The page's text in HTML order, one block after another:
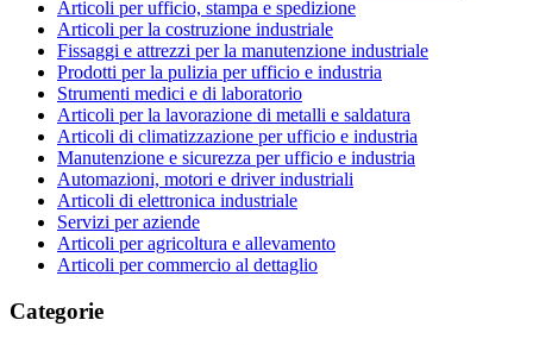
Articoli per ufficio, stampa e spedizione
Articoli per la costruzione industriale
Fissaggi e attrezzi per la manutenzione industriale
Prodotti per la pulizia per ufficio e industria
Strumenti medici e di laboratorio
Articoli per la lavorazione di metalli e saldatura
Articoli di climatizzazione per ufficio e industria
Manutenzione e sicurezza per ufficio e industria
Automazioni, motori e driver industriali
Articoli di elettronica industriale
Servizi per aziende
Articoli per agricoltura e allevamento
Articoli per commercio al dettaglio
Categorie